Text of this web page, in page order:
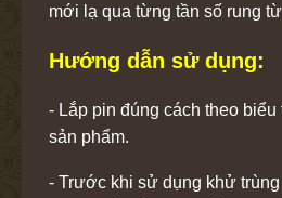
mới lạ qua từng tần số rung
Hướng dẫn sử dụng:
- Lắp pin đúng cách theo
sản phẩm.
- Trước khi sử dụng khử